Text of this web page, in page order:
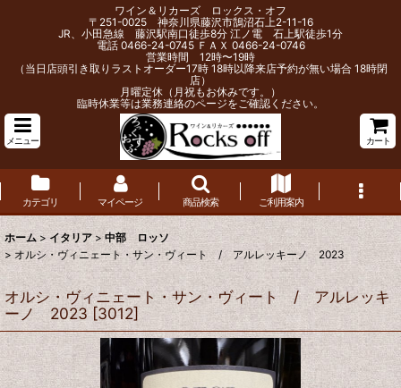
ワイン＆リカーズ ロックス・オフ
〒251-0025 神奈川県藤沢市鵠沼石上2-11-16
JR、小田急線 藤沢駅南口徒歩8分 江ノ電 石上駅徒歩1分
電話 0466-24-0745 ＦＡＸ 0466-24-0746
営業時間 12時〜19時
（当日店頭引き取りラストオーダー17時 18時以降来店予約が無い場合 18時閉
店）
月曜定休（月祝もお休みです。）
臨時休業等は業務連絡のページをご確認ください。
メニュー カート
カテゴリ マイページ 商品検索 ご利用案内
ホーム > イタリア > 中部 ロッソ
> オルシ・ヴィニェート・サン・ヴィート / アルレッキーノ 2023
オルシ・ヴィニェート・サン・ヴィート / アルレッキ
ーノ 2023 [3012]